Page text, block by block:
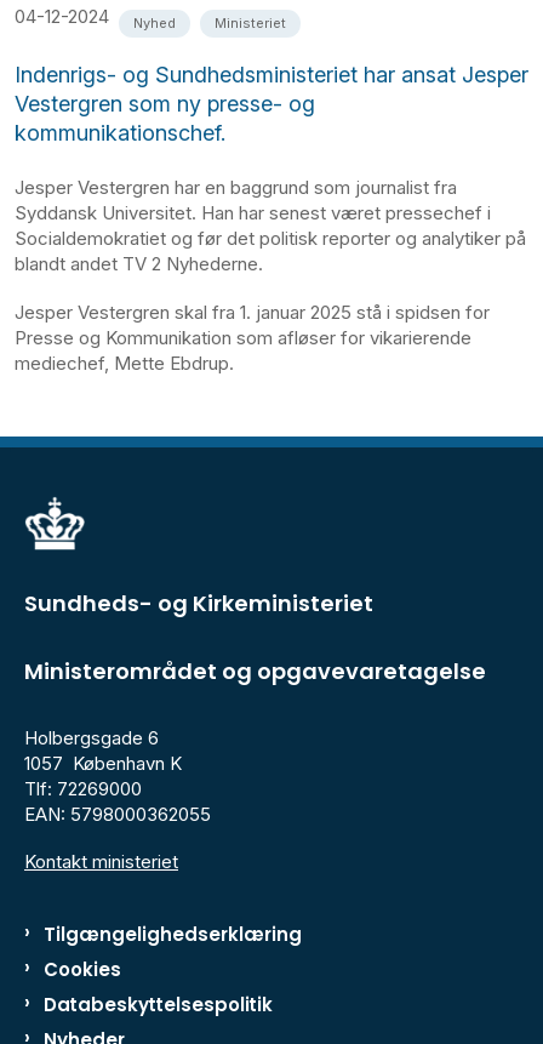
04-12-2024 Nyhed Ministeriet
Indenrigs- og Sundhedsministeriet har ansat Jesper
Vestergren som ny presse- og
kommunikationschef.
Jesper Vestergren har en baggrund som journalist fra
Syddansk Universitet. Han har senest været pressechef i
Socialdemokratiet og før det politisk reporter og analytiker på
blandt andet TV 2 Nyhederne.
Jesper Vestergren skal fra 1. januar 2025 stå i spidsen for
Presse og Kommunikation som afløser for vikarierende
mediechef, Mette Ebdrup.
Sundheds- og Kirkeministeriet
Ministerområdet og opgavevaretagelse
Holbergsgade 6
1057 København K
Tlf: 72269000
EAN: 5798000362055
Kontakt ministeriet
Tilgængelighedserklæring
Cookies
Databeskyttelsespolitik